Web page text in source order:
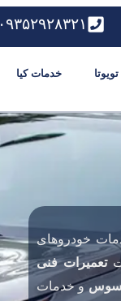
۰۹۳۵۲۹۲۸۳۲۱
خدمات کیا
خودروهای
تعمیرات فنی
و خدمات